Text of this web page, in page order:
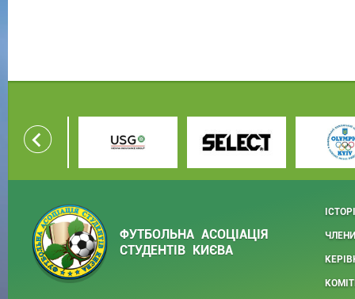
ФУТБОЛЬНА АСОЦІАЦІЯ
СТУДЕНТІВ КИЄВА